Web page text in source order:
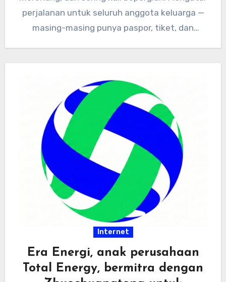
perjalanan untuk seluruh anggota keluarga —
masing-masing punya paspor, tiket, dan
Internet
Era Energi, anak perusahaan
Total Energy, bermitra dengan